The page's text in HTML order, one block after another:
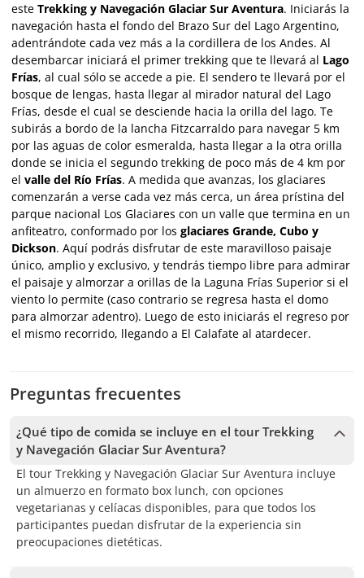
este Trekking y Navegación Glaciar Sur Aventura. Iniciarás la
navegación hasta el fondo del Brazo Sur del Lago Argentino,
adentrándote cada vez más a la cordillera de los Andes. Al
desembarcar iniciará el primer trekking que te llevará al Lago
Frías, al cual sólo se accede a pie. El sendero te llevará por el
bosque de lengas, hasta llegar al mirador natural del Lago
Frías, desde el cual se desciende hacia la orilla del lago. Te
subirás a bordo de la lancha Fitzcarraldo para navegar 5 km
por las aguas de color esmeralda, hasta llegar a la otra orilla
donde se inicia el segundo trekking de poco más de 4 km por
el valle del Río Frías. A medida que avanzas, los glaciares
comenzarán a verse cada vez más cerca, un área prístina del
parque nacional Los Glaciares con un valle que termina en un
anfiteatro, conformado por los glaciares Grande, Cubo y
Dickson. Aquí podrás disfrutar de este maravilloso paisaje
único, amplio y exclusivo, y tendrás tiempo libre para admirar
el paisaje y almorzar a orillas de la Laguna Frías Superior si el
viento lo permite (caso contrario se regresa hasta el domo
para almorzar adentro). Luego de esto iniciarás el regreso por
el mismo recorrido, llegando a El Calafate al atardecer.
Preguntas frecuentes
¿Qué tipo de comida se incluye en el tour Trekking
y Navegación Glaciar Sur Aventura?
El tour Trekking y Navegación Glaciar Sur Aventura incluye
un almuerzo en formato box lunch, con opciones
vegetarianas y celíacas disponibles, para que todos los
participantes puedan disfrutar de la experiencia sin
preocupaciones dietéticas.